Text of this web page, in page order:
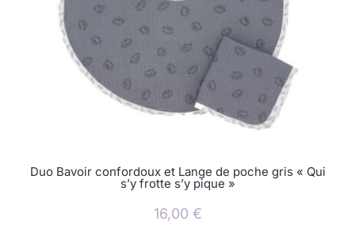
Duo Bavoir confordoux et Lange de poche gris « Qui
s’y frotte s’y pique »
16,00 €